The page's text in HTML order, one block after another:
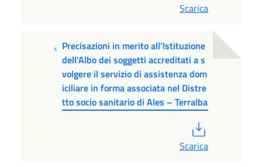
Scarica
Precisazioni in merito all’Istituzione
dell'Albo dei soggetti accreditati a s
volgere il servizio di assistenza dom
iciliare in forma associata nel Distre
tto socio sanitario di Ales – Terralba
Scarica